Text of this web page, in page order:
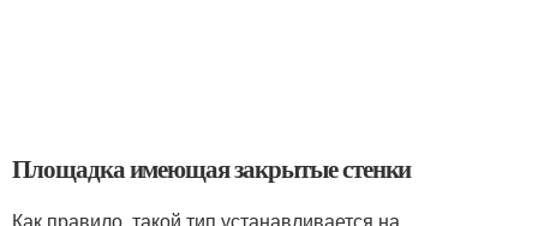
Площадка имеющая закрытые стенки
Как правило, такой тип устанавливается на